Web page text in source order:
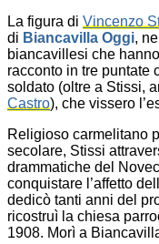
La figura di Vincenzo
di Biancavilla Oggi,
biancavillesi che
racconto in tre puntate
soldato (oltre a Stissi,
Castro), che vissero
Religioso carmelitano
secolare, Stissi
drammatiche del
conquistare l’affetto
dedicò tanti anni del
ricostruì la chiesa
1908. Morì a